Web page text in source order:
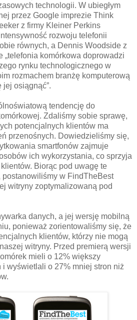
technologii. W ubiegłym
przez Google imprezie Think
z firmy Kleiner Perkins
rozwoju telefonii
równych, a Dennis Woodside z
„telefonia komórkowa doprowadzi
rynku technologicznego w
rozmachem branżę komputerową
jej osiągnąć”.
tendencję do
Zdaliśmy sobie sprawę,
potencjalnych klientów ma
przenośnych. Dowiedzieliśmy się,
smartfonów zajmuje
ich wykorzystania, co sprzyja
Biorąc pod uwagę te
w FindTheBest
witryny zoptymalizowaną pod
danych, a jej wersję mobilną
ponieważ zorientowaliśmy się, że
klientów, którzy nie mogą
witryny. Przed premierą wersji
mieli o 12% większy
i wyświetlali o 27% mniej stron niż